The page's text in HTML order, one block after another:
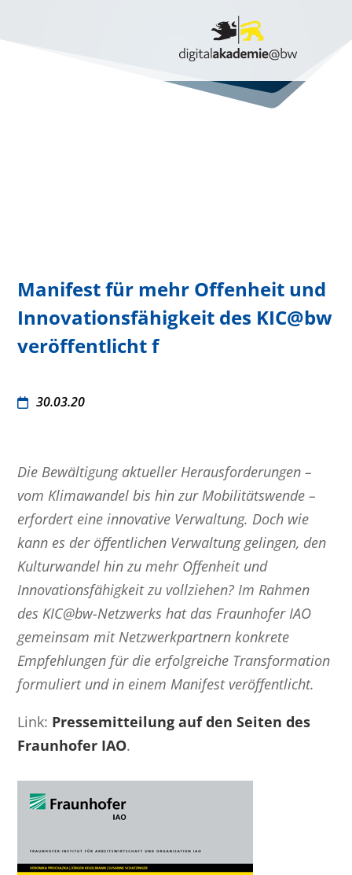
Manifest für mehr Offenheit und
Innovationsfähigkeit des KIC@bw
veröffentlicht f
30.03.20
Die Bewältigung aktueller Herausforderungen –
vom Klimawandel bis hin zur Mobilitätswende –
erfordert eine innovative Verwaltung. Doch wie
kann es der öffentlichen Verwaltung gelingen, den
Kulturwandel hin zu mehr Offenheit und
Innovationsfähigkeit zu vollziehen? Im Rahmen
des KIC@bw-Netzwerks hat das Fraunhofer IAO
gemeinsam mit Netzwerkpartnern konkrete
Empfehlungen für die erfolgreiche Transformation
formuliert und in einem Manifest veröffentlicht.
Link: Pressemitteilung auf den Seiten des
Fraunhofer IAO.